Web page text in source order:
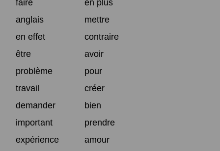
faire
en plus
anglais
mettre
en effet
contraire
être
avoir
problème
pour
travail
créer
demander
bien
important
prendre
expérience
amour